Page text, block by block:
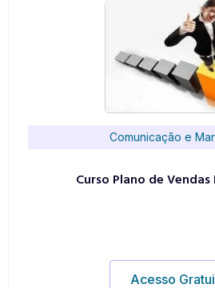
Comunicação e
Curso Plano de
Acesso